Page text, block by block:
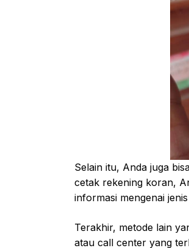
Selain itu, Anda juga
cetak rekening koran,
informasi mengenai
Terakhir, metode lain
atau call center yang